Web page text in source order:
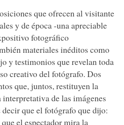
que ofrecen al visitante
y de época -una apreciable
fotográfico
materiales inéditos como
y testimonios que revelan toda
creativo del fotógrafo. Dos
que, juntos, restituyen la
de las imágenes
que el fotógrafo que dijo:
el espectador mira la